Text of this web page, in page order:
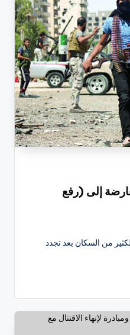
إلى (رفع
من السكان بعد تجدد